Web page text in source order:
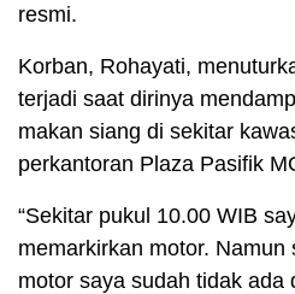
resmi.
Korban, Rohayati,
terjadi saat dirinya
makan siang di sekitar
perkantoran Plaza Pasifik
“Sekitar pukul 10.00 WIB
memarkirkan motor. Namun
motor saya sudah tidak ada